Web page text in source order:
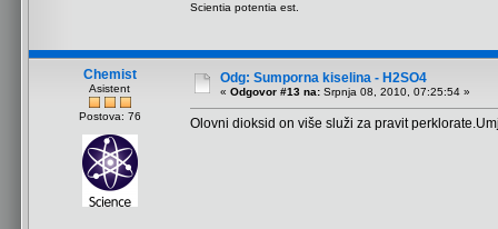
Scientia potentia est.
Chemist
Asistent
Postova: 76
Odg: Sumporna kiselina - H2SO4
« Odgovor #13 na: Srpnja 08, 2010, 07:25:54 »
Olovni dioksid on više služi za pravit